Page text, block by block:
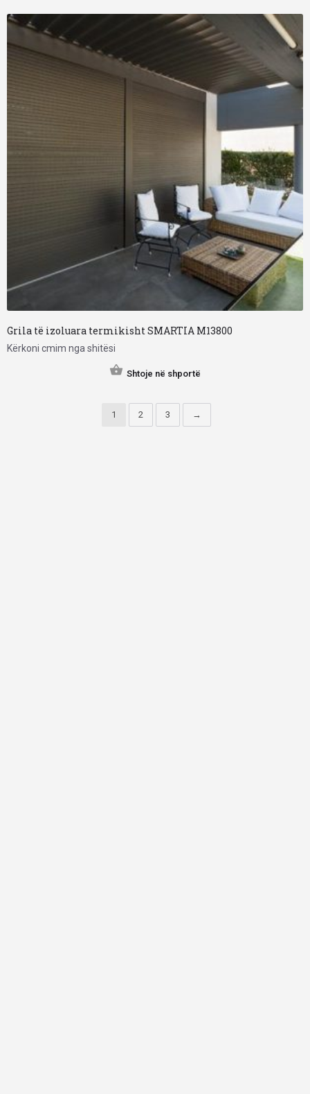
Grila të izoluara termikisht SMARTIA M13800
Kërkoni cmim nga shitësi
Shtoje në shportë
1 2 3 →